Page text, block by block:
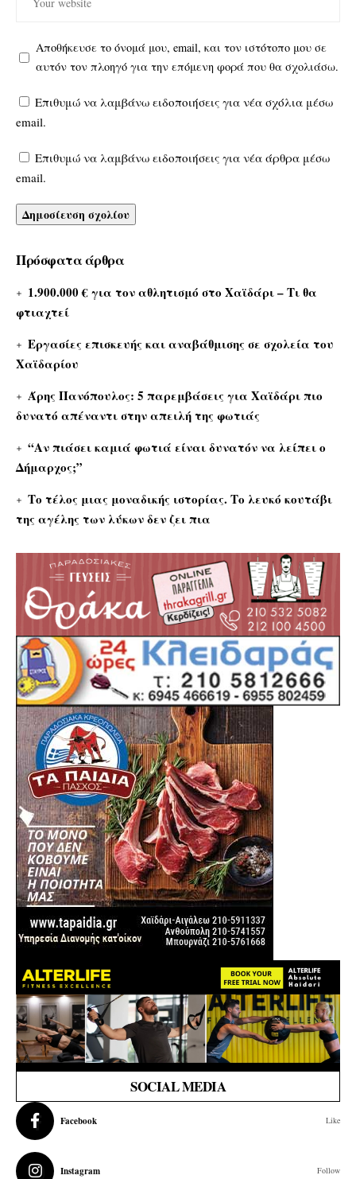
Αποθήκευσε το όνομά μου, email, και τον ιστότοπο μου σε
αυτόν τον πλοηγό για την επόμενη φορά που θα σχολιάσω.
Επιθυμώ να λαμβάνω ειδοποιήσεις για νέα σχόλια μέσω
email.
Επιθυμώ να λαμβάνω ειδοποιήσεις για νέα άρθρα μέσω
email.
Πρόσφατα άρθρα
1.900.000 € για τον αθλητισμό στο Χαϊδάρι – Τι θα
φτιαχτεί
Εργασίες επισκευής και αναβάθμισης σε σχολεία του
Χαϊδαρίου
Άρης Πανόπουλος: 5 παρεμβάσεις για Χαϊδάρι πιο
δυνατό απέναντι στην απειλή της φωτιάς
“Αν πιάσει καμιά φωτιά είναι δυνατόν να λείπει ο
Δήμαρχος;”
Το τέλος μιας μοναδικής ιστορίας. Το λευκό κουτάβι
της αγέλης των λύκων δεν ζει πια
SOCIAL MEDIA
Facebook Like
Instagram Follow